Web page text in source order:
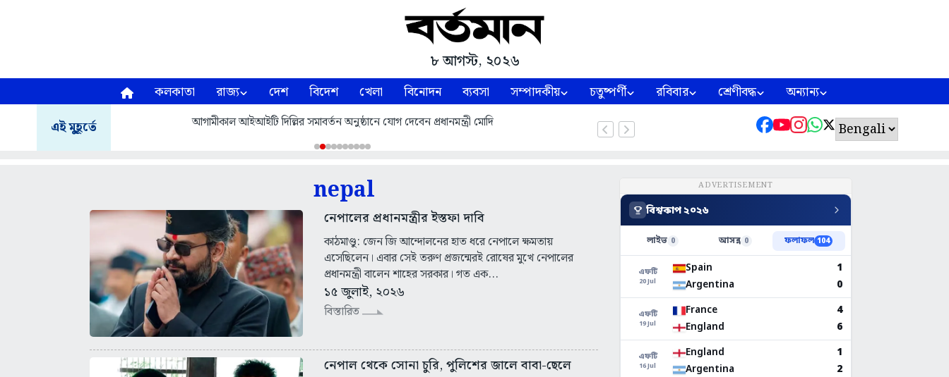
৮ আগস্ট, ২০২৬
কলকাতা রাজ্য দেশ বিদেশ খেলা বিনোদন ব্যবসা সম্পাদকীয় চতুষ্পর্ণী রবিবার শ্রেণীবদ্ধ অন্যান্য
এই মুহূর্তে আগামীকাল আইআইটি দিল্লির সমাবর্তন অনুষ্ঠানে যোগ দেবেন প্রধানমন্ত্রী মোদি
nepal
নেপালের প্রধানমন্ত্রীর ইস্তফা দাবি
কাঠমাণ্ডু: জেন জি আন্দোলনের হাত ধরে নেপালে ক্ষমতায়
এসেছিলেন। এবার সেই তরুণ প্রজন্মেরই রোষের মুখে নেপালের
প্রধানমন্ত্রী বালেন শাহের সরকার। গত এক...
১৫ জুলাই, ২০২৬
বিস্তারিত
নেপাল থেকে সোনা চুরি, পুলিশের জালে বাবা-ছেলে
ADVERTISEMENT